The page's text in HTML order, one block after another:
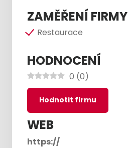
ZAMĚŘENÍ FIRMY
Restaurace
HODNOCENÍ
0 (0)
Hodnotit firmu
WEB
https://